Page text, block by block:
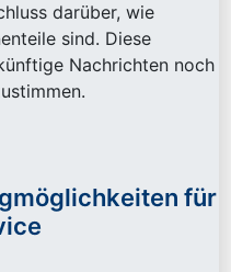
darüber, wie
sind. Diese
Nachrichten noch
für